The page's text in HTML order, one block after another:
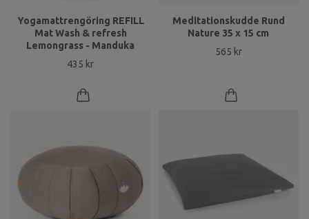
Yogamattrengöring REFILL
Mat Wash & refresh
Lemongrass - Manduka
435 kr
Meditationskudde Rund
Nature 35 x 15 cm
565 kr